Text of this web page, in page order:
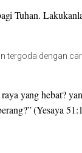
Tuhan.
tergoda dengan
yang hebat?
(Yesaya